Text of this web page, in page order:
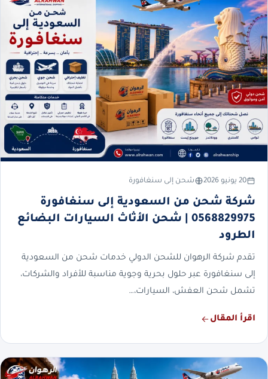
20 يونيو 2026 شحن إلى سنغافورة
شركة شحن من السعودية إلى سنغافورة
0568829975 | شحن الأثاث السيارات البضائع
الطرود
تقدم شركة الرهوان للشحن الدولي خدمات شحن من السعودية
إلى سنغافورة عبر حلول بحرية وجوية مناسبة للأفراد والشركات،
تشمل شحن العفش، السيارات،…
اقرأ المقال